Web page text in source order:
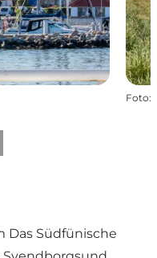
Foto:
Das Südfünische